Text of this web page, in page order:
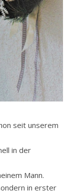
seit unserem
in der
Mann.
in erster